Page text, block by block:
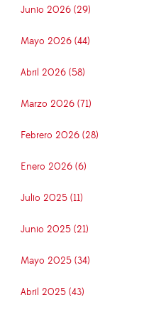
Junio 2026 (29)
Mayo 2026 (44)
Abril 2026 (58)
Marzo 2026 (71)
Febrero 2026 (28)
Enero 2026 (6)
Julio 2025 (11)
Junio 2025 (21)
Mayo 2025 (34)
Abril 2025 (43)